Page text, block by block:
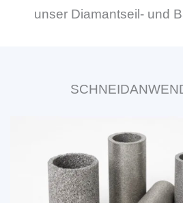
unser Diamantseil- und